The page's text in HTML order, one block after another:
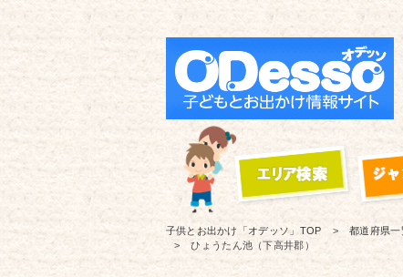
子供とお出かけ「オデッソ」 TOP 都道府県一
ひょうたん池（下高井郡）